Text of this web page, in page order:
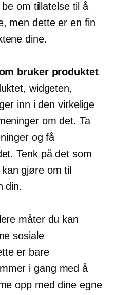
om tillatelse til å
men dette er en fin
dine.
bruker produktet
widgeten,
inn i den virkelige
om det. Ta
og få
Tenk på det som
gjøre om til
din.
måter du kan
sosiale
er bare
i gang med å
opp med dine egne